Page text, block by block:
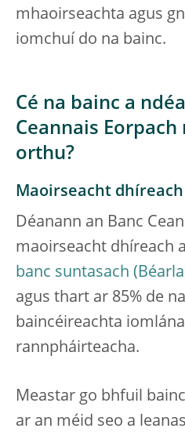
mhaoirseachta agus
iomchuí do na bainc.
Cé na bainc a
Ceannais
orthu?
Maoirseacht dhíreach
Déanann an Banc
maoirseacht dhíreach
banc suntasach
agus thart ar 85% de
baincéireachta
rannpháirteacha.
Meastar go bhfuil
ar an méid seo a